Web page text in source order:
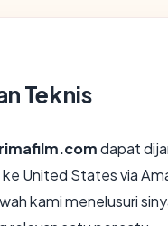
Teknis
dapat
United States via
kami menelusuri